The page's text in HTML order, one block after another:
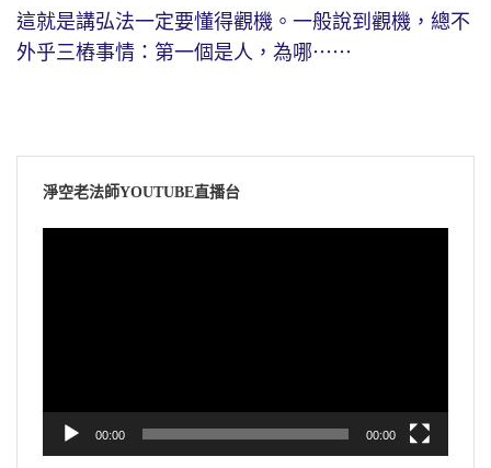
這就是講弘法一定要懂得觀機。一般說到觀機，總不
外乎三樁事情：第一個是人，為哪⋯⋯
淨空老法師YOUTUBE直播台
00:00 00:00